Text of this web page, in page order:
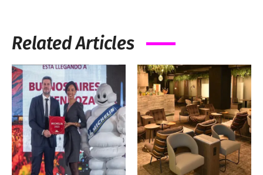
Related Articles